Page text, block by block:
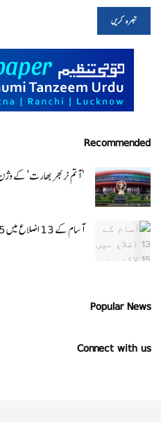
Recommended
‘ آتم نربھر بھارت’ کے
آسام کے 13 اضلاع میں 15 لاکھ سے زائد افراد سیلاب سے متاثر
Popular News
Connect with us